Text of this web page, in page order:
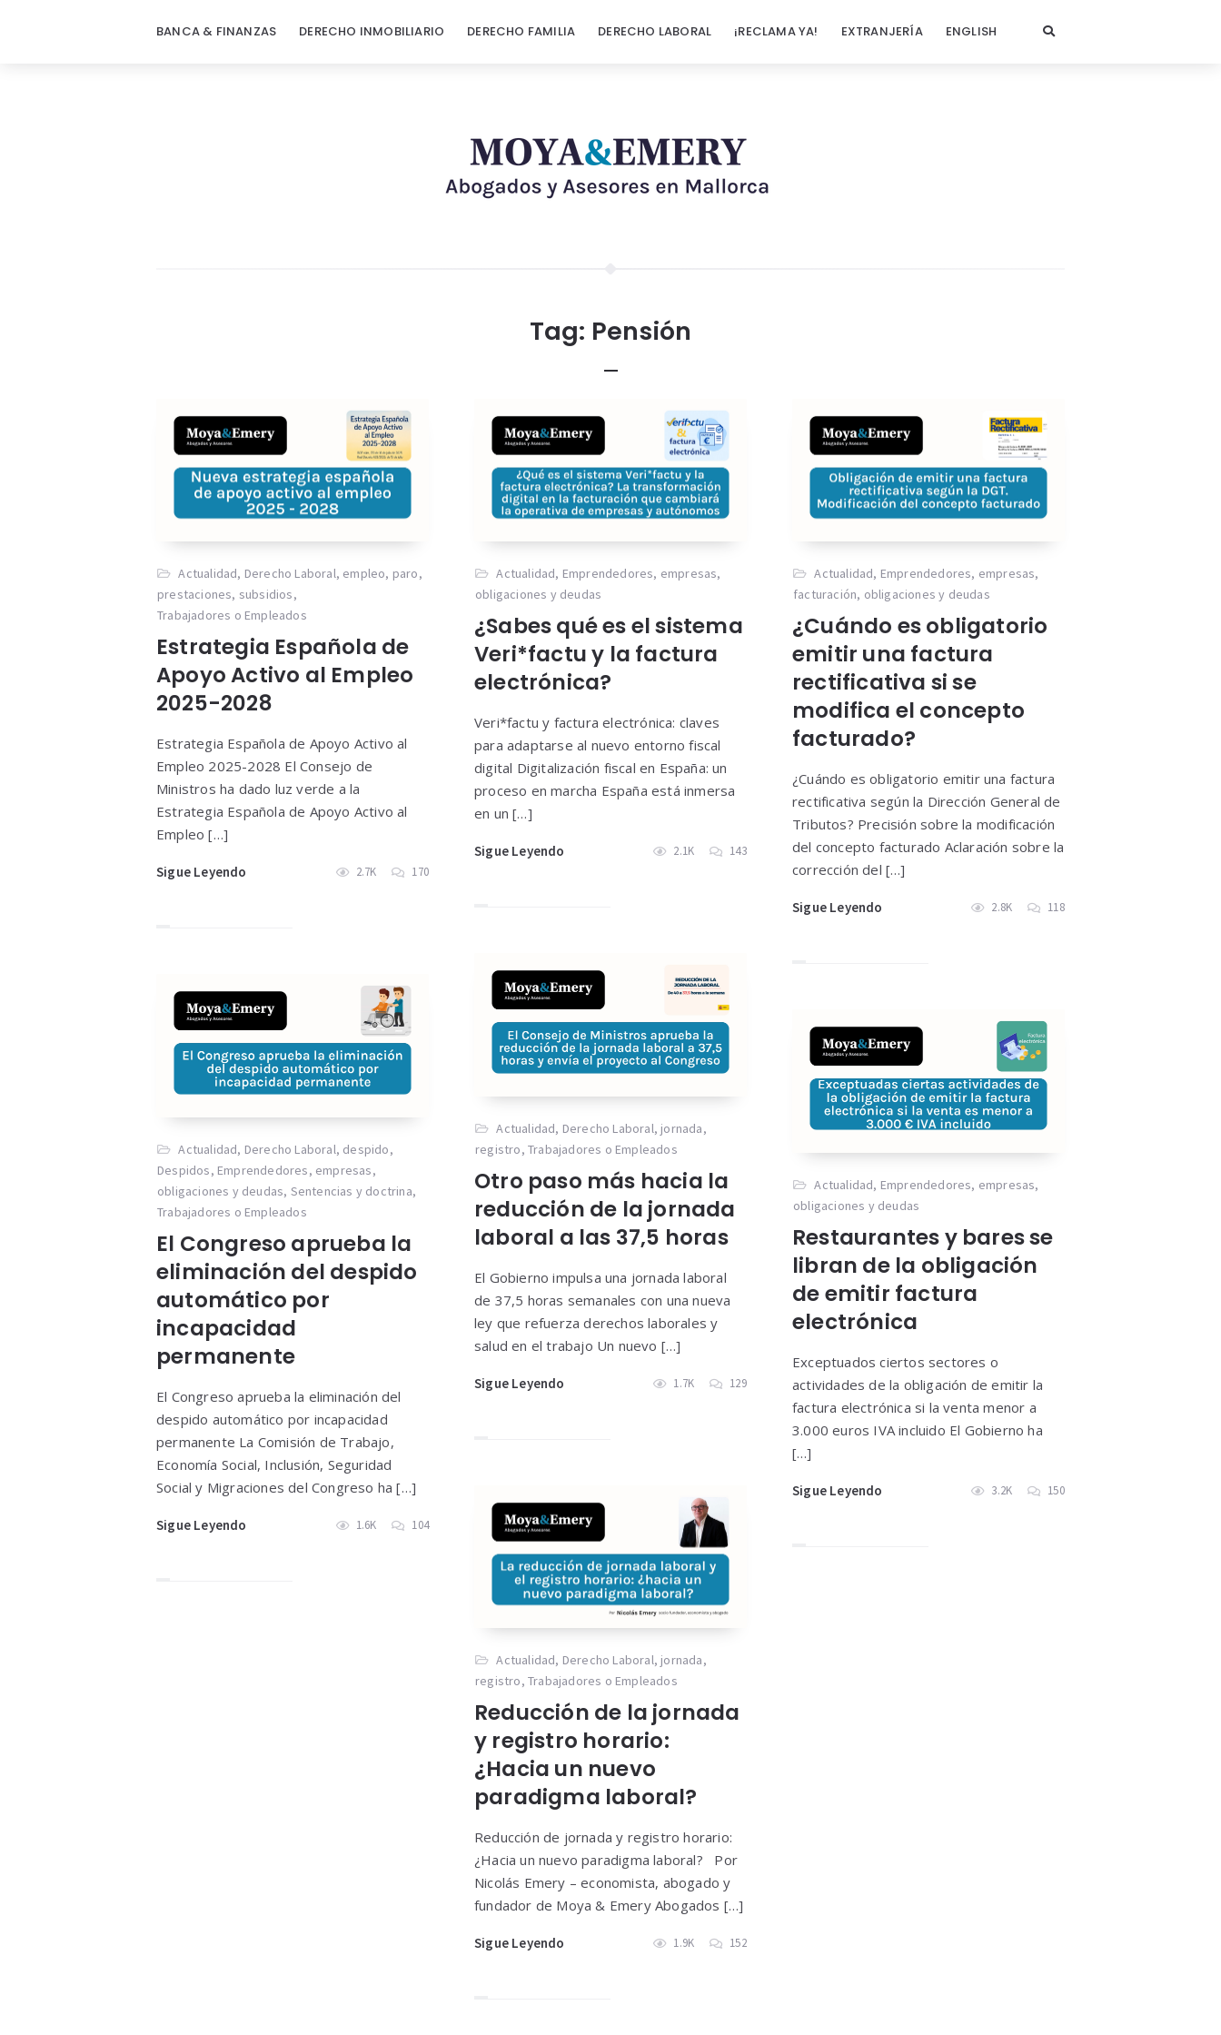
BANCA & FINANZAS DERECHO INMOBILIARIO DERECHO FAMILIA DERECHO LABORAL ¡RECLAMA YA! EXTRANJERÍA ENGLISH
Tag: Pensión
Actualidad, Derecho Laboral, empleo, paro,
prestaciones, subsidios,
Trabajadores o Empleados
Estrategia Española de
Apoyo Activo al Empleo
2025-2028
Estrategia Española de Apoyo Activo al
Empleo 2025-2028 El Consejo de
Ministros ha dado luz verde a la
Estrategia Española de Apoyo Activo al
Empleo […]
Sigue Leyendo 2.7K 170
Actualidad, Emprendedores, empresas,
obligaciones y deudas
¿Sabes qué es el sistema
Veri*factu y la factura
electrónica?
Veri*factu y factura electrónica: claves
para adaptarse al nuevo entorno fiscal
digital Digitalización fiscal en España: un
proceso en marcha España está inmersa
en un […]
Sigue Leyendo 2.1K 143
Actualidad, Emprendedores, empresas,
facturación, obligaciones y deudas
¿Cuándo es obligatorio
emitir una factura
rectificativa si se
modifica el concepto
facturado?
¿Cuándo es obligatorio emitir una factura
rectificativa según la Dirección General de
Tributos? Precisión sobre la modificación
del concepto facturado Aclaración sobre la
corrección del […]
Sigue Leyendo 2.8K 118
Actualidad, Derecho Laboral, jornada,
registro, Trabajadores o Empleados
Otro paso más hacia la
reducción de la jornada
laboral a las 37,5 horas
El Gobierno impulsa una jornada laboral
de 37,5 horas semanales con una nueva
ley que refuerza derechos laborales y
salud en el trabajo Un nuevo […]
Sigue Leyendo 1.7K 129
Actualidad, Derecho Laboral, despido,
Despidos, Emprendedores, empresas,
obligaciones y deudas, Sentencias y doctrina,
Trabajadores o Empleados
El Congreso aprueba la
eliminación del despido
automático por
incapacidad
permanente
El Congreso aprueba la eliminación del
despido automático por incapacidad
permanente La Comisión de Trabajo,
Economía Social, Inclusión, Seguridad
Social y Migraciones del Congreso ha […]
Sigue Leyendo 1.6K 104
Actualidad, Emprendedores, empresas,
obligaciones y deudas
Restaurantes y bares se
libran de la obligación
de emitir factura
electrónica
Exceptuados ciertos sectores o
actividades de la obligación de emitir la
factura electrónica si la venta menor a
3.000 euros IVA incluido El Gobierno ha
[…]
Sigue Leyendo 3.2K 150
Actualidad, Derecho Laboral, jornada,
registro, Trabajadores o Empleados
Reducción de la jornada
y registro horario:
¿Hacia un nuevo
paradigma laboral?
Reducción de jornada y registro horario:
¿Hacia un nuevo paradigma laboral? Por
Nicolás Emery – economista, abogado y
fundador de Moya & Emery Abogados […]
Sigue Leyendo 1.9K 152